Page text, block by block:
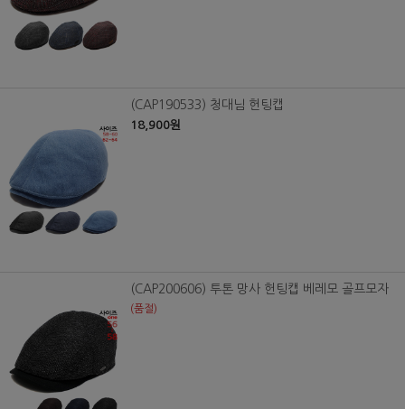
(CAP190533) 청대님 헌팅캡
18,900원
(CAP200606) 투톤 망사 헌팅캡 베레모 골프모자
(품절)